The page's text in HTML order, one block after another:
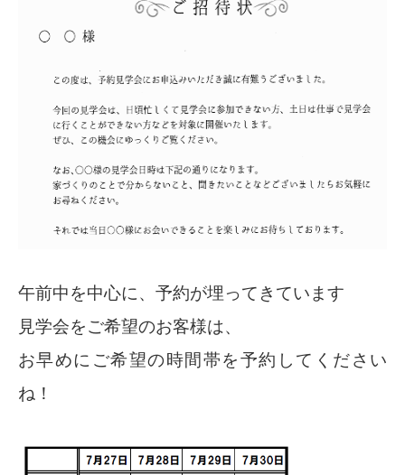
午前中を中心に、予約が埋ってきています
見学会をご希望のお客様は、
お早めにご希望の時間帯を予約してください
ね！